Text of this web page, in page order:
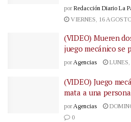
por Redacción Diario La
VIERNES, 16
(VIDEO) Mueren
juego mecánico se
por Agencias LUNES,
(VIDEO) Juego
mata a una
porAgencias
0